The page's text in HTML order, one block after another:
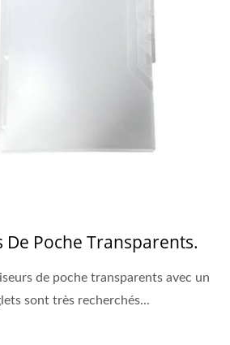
De Poche Transparents.
de poche transparents avec un
sont très recherchés...